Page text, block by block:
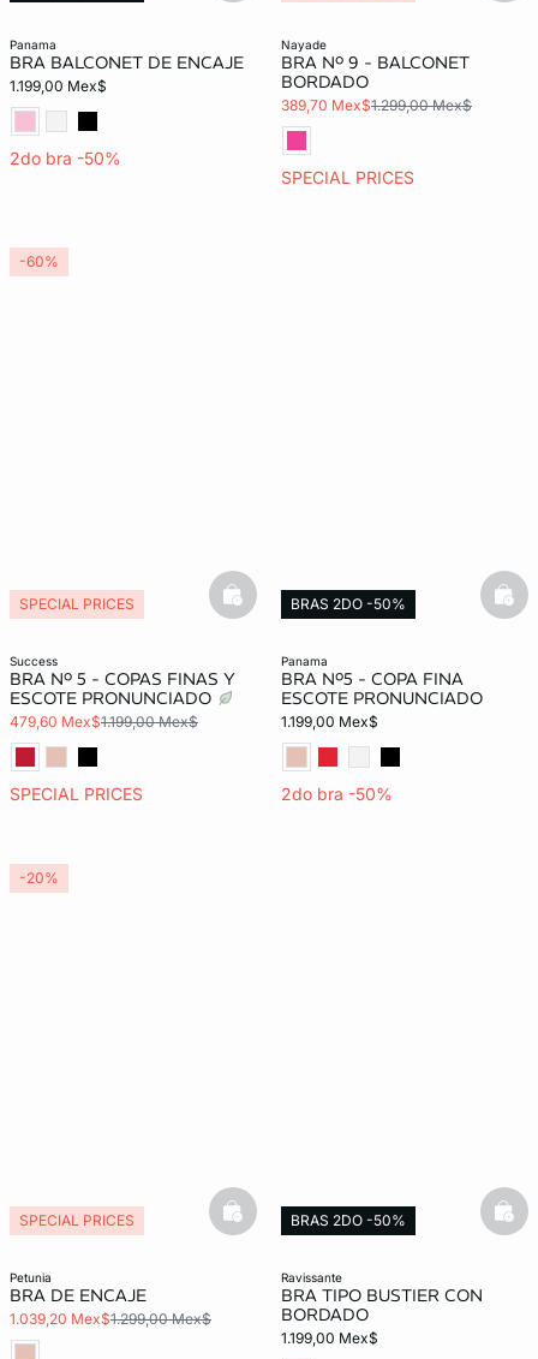
panama
BRA BALCONET DE ENCAJE
1.199,00 Mex$
2do bra -50%
nayade
BRA Nº 9 - BALCONET
BORDADO
389,70 Mex$1.299,00 Mex$
SPECIAL PRICES
success
BRA Nº 5 - COPAS FINAS Y
ESCOTE PRONUNCIADO
479,60 Mex$1.199,00 Mex$
SPECIAL PRICES
SPECIAL PRICES basketfull
-60%
panama
BRA Nº5 - COPA FINA
ESCOTE PRONUNCIADO
1.199,00 Mex$
2do bra -50%
BRAS 2DO -50%
petunia
BRA DE ENCAJE
1.039,20 Mex$1.299,00 Mex$
SPECIAL PRICES basketfull
-20%
ravissante
BRA TIPO BUSTIER CON
BORDADO
1.199,00 Mex$
BRAS 2DO -50%